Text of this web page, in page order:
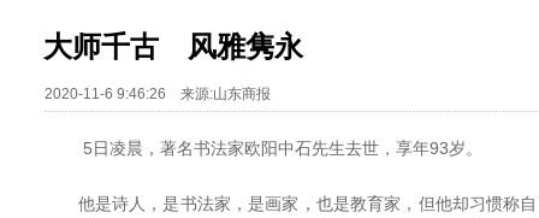
大师千古 风雅隽永
2020-11-6 9:46:26 来源:山东商报
5日凌晨，著名书法家欧阳中石先生去世，享年93岁。
他是诗人，是书法家，是画家，也是教育家，但他却习惯称自